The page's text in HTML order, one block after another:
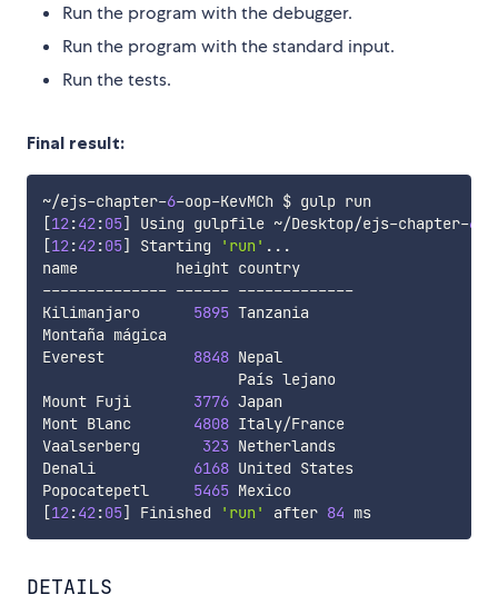
Run the program with the debugger.
Run the program with the standard input.
Run the tests.
Final result:
~/ejs-chapter-6-oop-
[12:42:05] Using gulpfile ~/Desktop/ejs-chapter-6
[12:42:05] Starting 'run' ...
-------------- ------ -------------
Kilimanjaro 5895 Tanzania
Montaña mágica
Everest 8848 Nepal
                      País lejano
Mount Fuji 3776 Japan
Mont Blanc 4808 Italy/France
Vaalserberg 323 Netherlands
Denali 6168 United States
Popocatepetl 5465
[12:42:05] Finished 'run' after 84 ms
DETAILS